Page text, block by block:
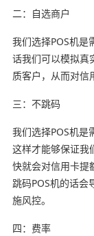
二：自选商户
我们选择POS机是
话我们可以模拟真
质客户，从而对信
三：不跳码
我们选择POS机是
这样才能够保证我
快就会对信用卡提
跳码POS机的话会
施风控。
四：费率